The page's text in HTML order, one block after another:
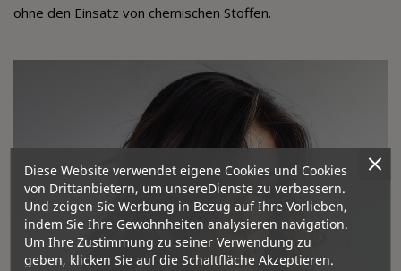
ohne den Einsatz von chemischen Stoffen.
Diese Website verwendet eigene Cookies und Cookies
von Drittanbietern, um unsereDienste zu verbessern.
Und zeigen Sie Werbung in Bezug auf Ihre Vorlieben,
indem Sie Ihre Gewohnheiten analysieren navigation.
Um Ihre Zustimmung zu seiner Verwendung zu
geben, klicken Sie auf die Schaltfläche Akzeptieren.